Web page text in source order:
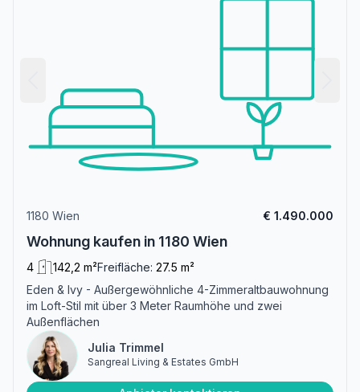
1180 Wien € 1.490.000
Wohnung kaufen in 1180 Wien
4 142,2 m²Freifläche: 27.5 m²
Eden & Ivy - Außergewöhnliche 4-Zimmeraltbauwohnung
im Loft-Stil mit über 3 Meter Raumhöhe und zwei
Außenflächen
Julia Trimmel
Sangreal Living & Estates GmbH